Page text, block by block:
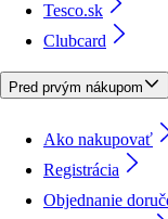
Tesco.sk
Clubcard
Pred prvým nákupom
Ako nakupovať
Registrácia
Objednanie